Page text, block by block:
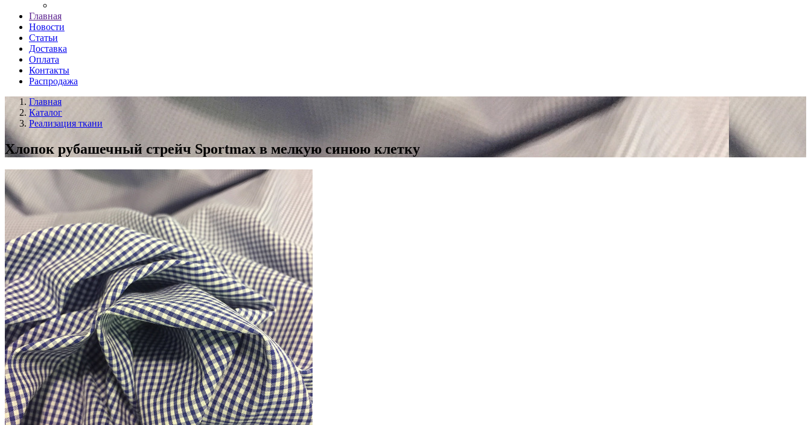
Главная
Новости
Статьи
Доставка
Оплата
Контакты
Распродажа
Главная
Каталог
Реализация ткани
Хлопок рубашечный стрейч Sportmax в мелкую синюю клетку